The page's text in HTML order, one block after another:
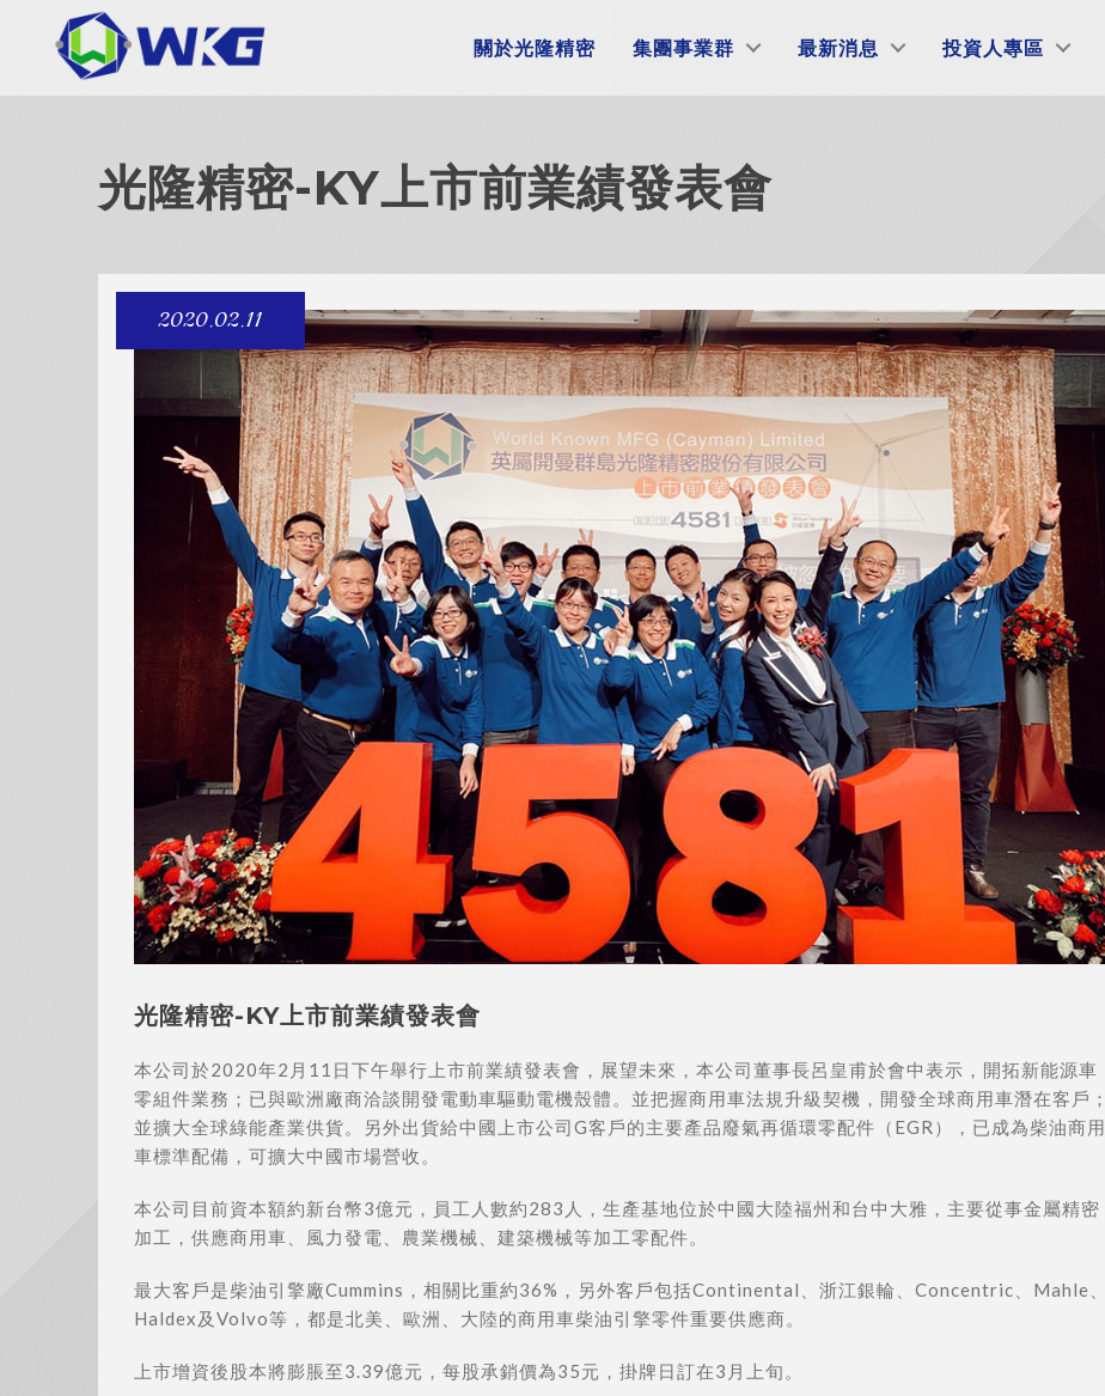
關於光隆精密 集團事業群 最新消息 投資人專區
光隆精密-KY上市前業績發表會
2020.02.11
光隆精密-KY上市前業績發表會
本公司於2020年2月11日下午舉行上市前業績發表會，展望未來，本公司董事長呂皇甫於會中表示，開拓新能源車
零組件業務；已與歐洲廠商洽談開發電動車驅動電機殼體。並把握商用車法規升級契機，開發全球商用車潛在客戶；
並擴大全球綠能產業供貨。另外出貨給中國上市公司G客戶的主要產品廢氣再循環零配件（EGR），已成為柴油商用
車標準配備，可擴大中國市場營收。
本公司目前資本額約新台幣3億元，員工人數約283人，生產基地位於中國大陸福州和台中大雅，主要從事金屬精密
加工，供應商用車、風力發電、農業機械、建築機械等加工零配件。
最大客戶是柴油引擎廠Cummins，相關比重約36%，另外客戶包括Continental、浙江銀輪、Concentric、Mahle、
Haldex及Volvo等，都是北美、歐洲、大陸的商用車柴油引擎零件重要供應商。
上市增資後股本將膨脹至3.39億元，每股承銷價為35元，掛牌日訂在3月上旬。